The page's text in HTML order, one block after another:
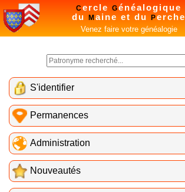
Cercle Généalogique
du
M aine et du Perche
Venez faire votre généalogie
S'identifier
Permanences
Administration
Nouveautés